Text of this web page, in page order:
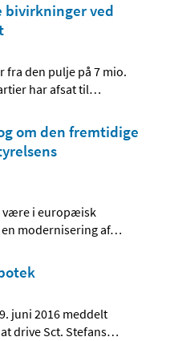
bivirkninger ved
den pulje på 7 mio.
har afsat til…
om den fremtidige
være i europæisk
modernisering af…
juni 2016 meddelt
drive Sct. Stefans…